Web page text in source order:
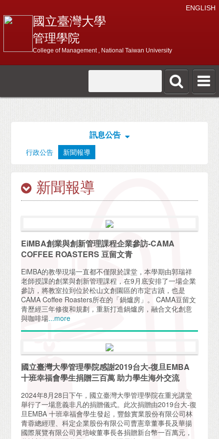
ENGLISH
國立臺灣大學
管理學院
College of Management , National Taiwan University
訊息公告
行政公告 新聞報導
新聞報導
EiMBA創業與創新管理課程企業參訪-CAMA
COFFEE ROASTERS 豆留文青
EiMBA的教學現場一直都不僅限於課堂，本學期由郭瑞祥
老師授課的創業與創新管理課程，在9月底安排了一場企業
參訪，將教室拉到位於松山文創園區的市定古蹟，也是
CAMA Coffee Roasters所在的「鍋爐房」。 CAMA豆留文
青歷經三年修復和規劃，重新打造鍋爐房，融合文化創意
與咖啡場...more
國立臺灣大學管理學院感謝2019台大-復旦EMBA
十班幸福會學生捐贈三百萬 助力學生海外交流
2024年8月28日下午，國立臺灣大學管理學院在重光講堂
舉行了一場意義非凡的捐贈儀式。此次捐贈由2019台大-復
旦EMBA 十班幸福會學生發起，豐餘實業股份有限公司林
青蓉總經理、科定企業股份有限公司曹憲章董事長及華揚
國際展覽有限公司黃培峻董事長各捐贈新台幣一百萬元，